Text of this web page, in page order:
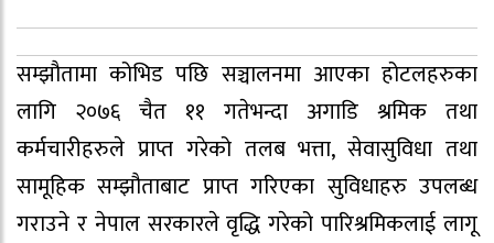
सम्झौतामा कोभिड पछि सञ्चालनमा आएका होटलहरुका
लागि २०७६ चैत ११ गतेभन्दा अगाडि श्रमिक तथा
कर्मचारीहरुले प्राप्त गरेको तलब भत्ता, सेवासुविधा तथा
सामूहिक सम्झौताबाट प्राप्त गरिएका सुविधाहरु उपलब्ध
गराउने र नेपाल सरकारले वृद्धि गरेको पारिश्रमिकलाई लागू